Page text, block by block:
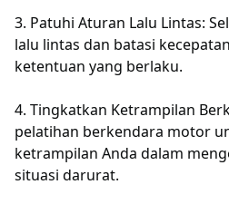
3. Patuhi Aturan Lalu Lintas:
lalu lintas dan batasi
ketentuan yang berlaku.
4. Tingkatkan Ketrampilan
pelatihan berkendara motor
ketrampilan Anda dalam
situasi darurat.